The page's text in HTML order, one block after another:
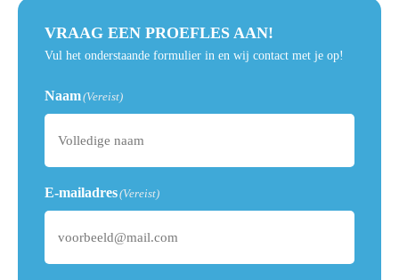
VRAAG EEN PROEFLES AAN!
Vul het onderstaande formulier in en wij contact met je op!
Naam(Vereist)
E-mailadres(Vereist)